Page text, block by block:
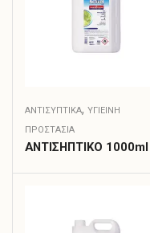
ΑΝΤΙΣΥΠΤΙΚΆ, ΥΓΙΕΙΝΗ
ΠΡΟΣΤΑΣΙΑ
ΑΝΤΙΣΗΠΤΙΚΟ 1000ml